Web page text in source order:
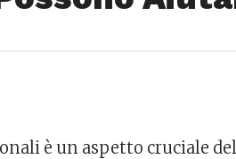
è un aspetto cruciale